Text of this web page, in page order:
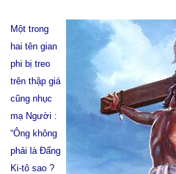
Một trong
hai tên gian
phi bị treo
trên thập giá
cũng nhục
mạ Người :
“Ông không
phải là Đấng
Ki-tô sao ?